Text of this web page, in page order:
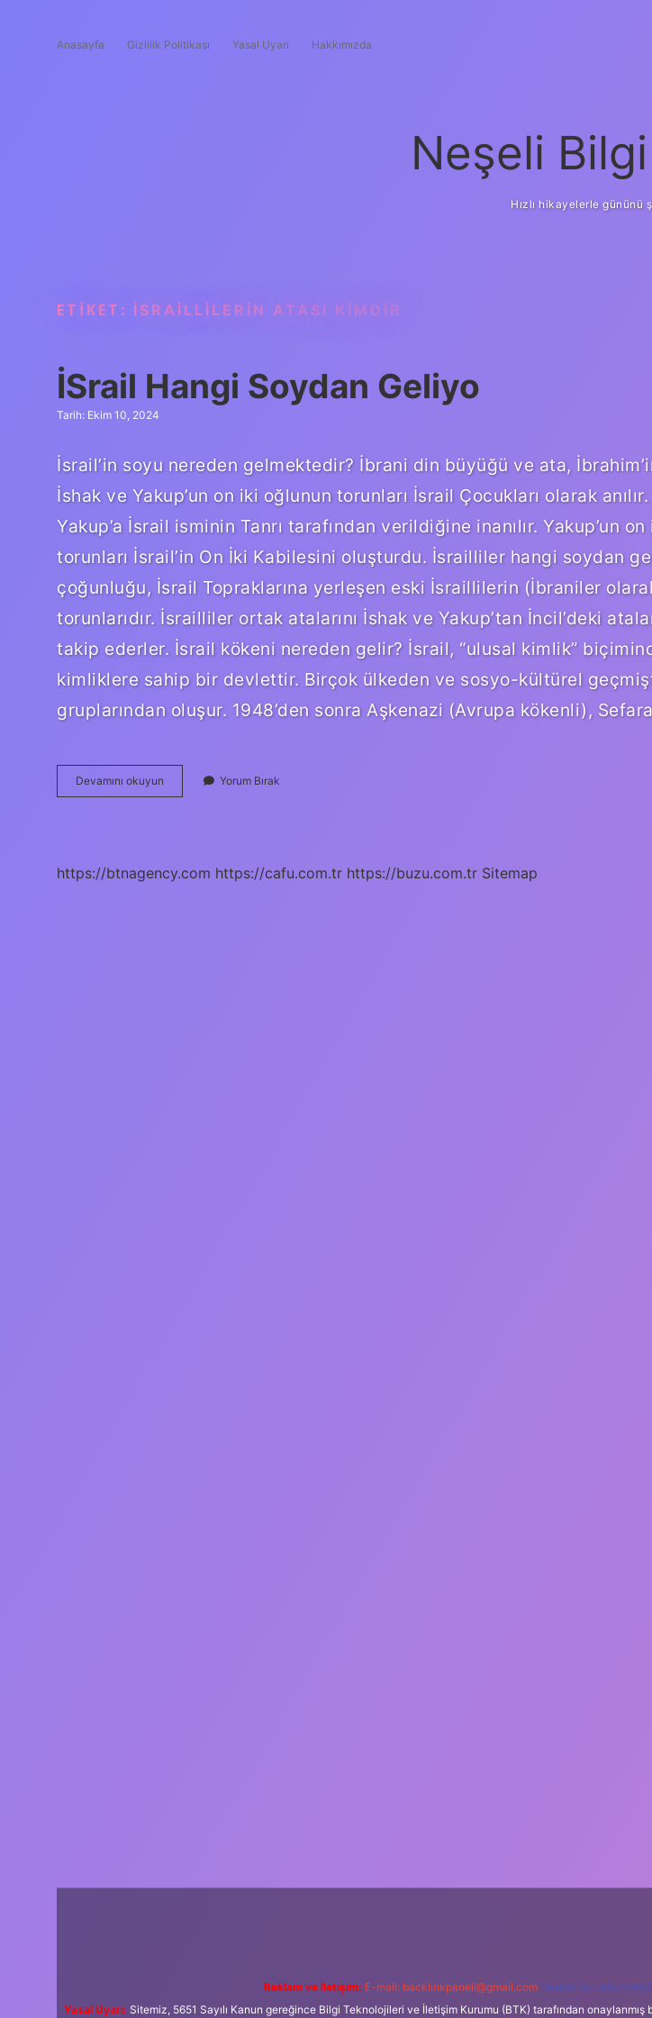
Anasayfa Gizlilik Politikası Yasal Uyarı Hakkımızda
Neşeli
Hızlı hikayelerle gününü
ETIKET: İSRAILLILERIN ATASI KIMDIR
İSrail Hangi Soydan Geliyo
Tarih: Ekim 10, 2024
İsrail’in soyu nereden gelmektedir? İbrani din büyüğü ve ata,
İshak ve Yakup’un on iki oğlunun torunları İsrail Çocukları olarak
Yakup’a İsrail isminin Tanrı tarafından verildiğine inanılır. Yakup’un
torunları İsrail’in On İki Kabilesini oluşturdu. İsrailliler hangi soydan
çoğunluğu, İsrail Topraklarına yerleşen eski İsraillilerin (İbraniler
torunlarıdır. İsrailliler ortak atalarını İshak ve Yakup’tan İncil’deki
takip ederler. İsrail kökeni nereden gelir? İsrail, “ulusal kimlik”
kimliklere sahip bir devlettir. Birçok ülkeden ve sosyo-kültürel
gruplarından oluşur. 1948’den sonra Aşkenazi (Avrupa kökenli),
Devamını okuyun
Hangi
Yorum Bırak
https://btnagency.com https://cafu.com.tr https://buzu.com.tr Sitemap
Reklam ve İletişim: E-mail: backlinkpaneli@gmail.com Teams:
Yasal Uyarı: Sitemiz, 5651 Sayılı Kanun gereğince Bilgi Teknolojileri ve İletişim Kurumu (BTK) tarafından